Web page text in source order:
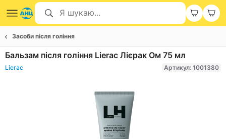
Засоби після гоління
Бальзам після гоління Lierac Лієрак Ом 75 мл
Lierac Артикул: 1001380